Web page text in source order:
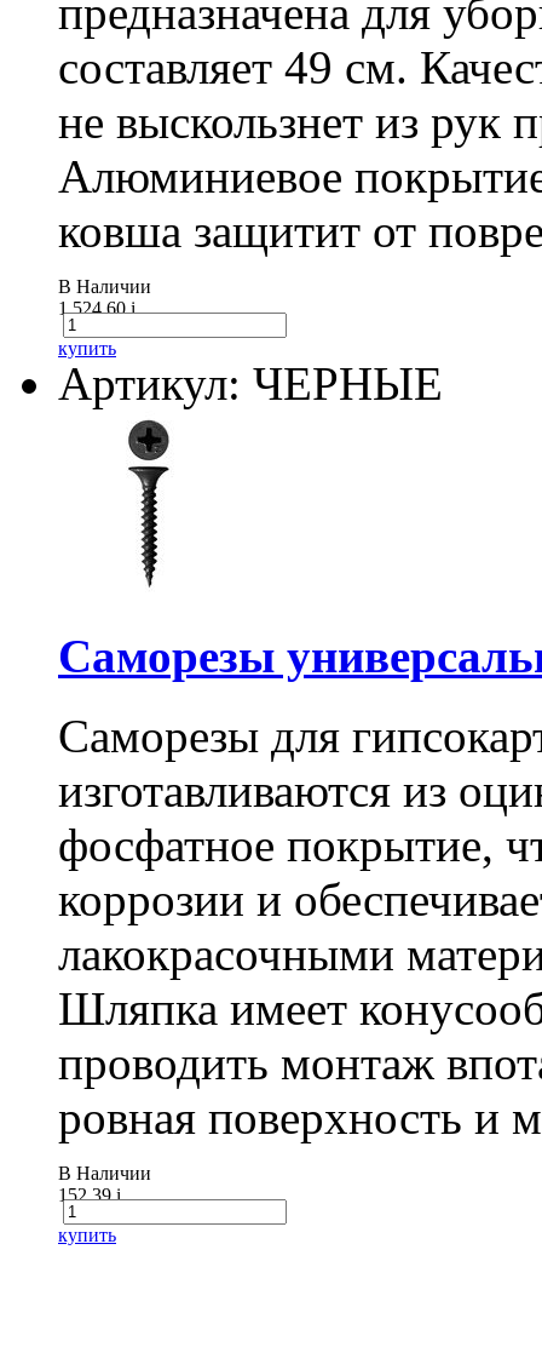
предназначена для
составляет 49 см.
не выскользнет из рук
Алюминиевое
ковша защитит от
В Наличии
1 524.60i
купить
Артикул: ЧЕРНЫЕ
Саморезы
Саморезы для
изготавливаются из
фосфатное покрытие,
коррозии и
лакокрасочными
Шляпка имеет
проводить монтаж
ровная поверхность и
В Наличии
152.39i
купить